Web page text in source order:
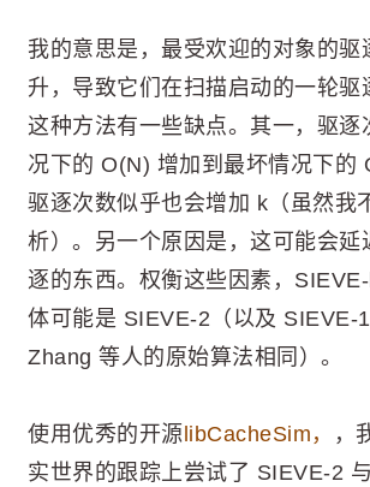
我的意思是，最受欢迎的对象的驱
升，导致它们在扫描启动的一轮驱
这种方法有一些缺点。其一，驱逐
况下的 O(N) 增加到最坏情况下的
驱逐次数似乎也会增加 k（虽然我
析）。另一个原因是，这可能会延
逐的东西。权衡这些因素，
体可能是 SIEVE-2（以及 SIEVE-
Zhang 等人的原始算法相同）。
使用优秀的开源 libCacheSim，
，
实世界的跟踪上尝试了 SIEVE-2